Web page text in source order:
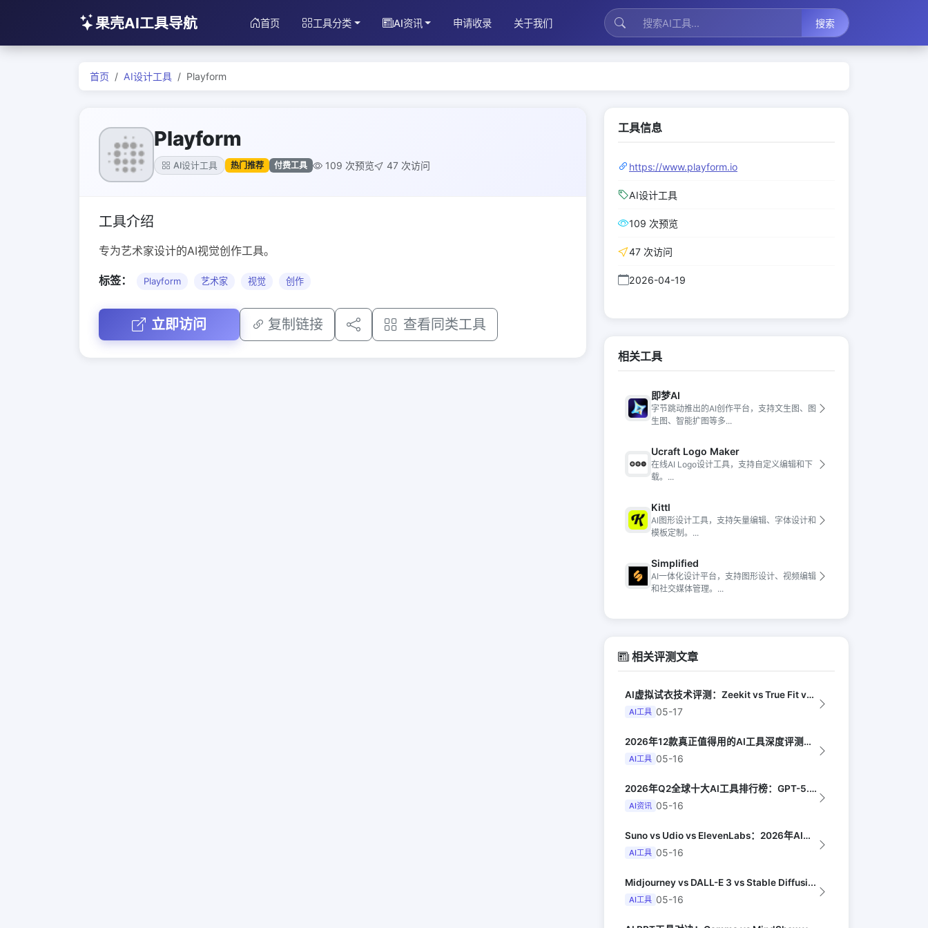
果壳AI工具导航 首页 工具分类 AI资讯 申请收录 关于我们 搜索
首页 AI设计工具 Playform
Playform
AI设计工具 热门推荐 付费工具 109 次预览 47 次访问
工具介绍
专为艺术家设计的AI视觉创作工具。
标签： Playform 艺术家 视觉 创作
立即访问 复制链接 查看同类工具
工具信息
https://www.playform.io
AI设计工具
109 次预览
47 次访问
2026-04-19
相关工具
即梦AI
字节跳动推出的AI创作平台，支持文生图、图
生图、智能扩图等多...
Ucraft Logo Maker
在线AI Logo设计工具，支持自定义编辑和下
载。...
Kittl
AI图形设计工具，支持矢量编辑、字体设计和
模板定制。...
Simplified
AI一体化设计平台，支持图形设计、视频编辑
和社交媒体管理。...
相关评测文章
AI虚拟试衣技术评测：Zeekit vs True Fit vs Vue.ai ...
AI工具 05-17
2026年12款真正值得用的AI工具深度评测（Synthesia评选）
AI工具 05-16
2026年Q2全球十大AI工具排行榜：GPT-5.4领跑，Claude Opus...
AI资讯 05-16
Suno vs Udio vs ElevenLabs：2026年AI音乐生成器三...
AI工具 05-16
Midjourney vs DALL-E 3 vs Stable Diffusi...
AI工具 05-16